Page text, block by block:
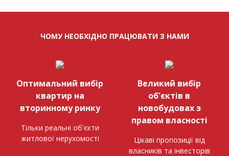
ЧОМУ НЕОБХІДНО ПРАЦЮВАТИ З НАМИ
Оптимальний вибір
квартир на
вторинному ринку
Тільки реальні об'єкти
житлової нерухомості
Великий вибір
об'єктів в
новобудовах з
правом власності
Цікаві пропозиції від
власників та інвесторів